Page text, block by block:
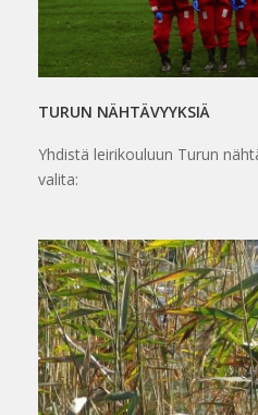
TURUN NÄHTÄVYYKSIÄ
Yhdistä leirikouluun Turun
valita: